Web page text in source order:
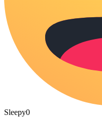
Sleepy0